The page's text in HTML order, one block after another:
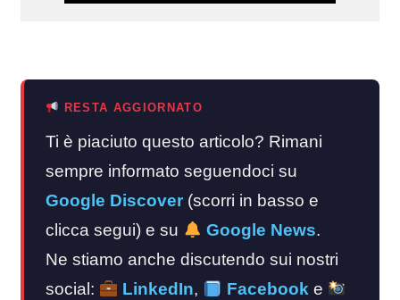
RESTA AGGIORNATO
Ti è piaciuto questo articolo? Rimani
sempre informato seguendoci su
Google Discover (scorri in basso e
clicca segui) e su
Google News.
Ne stiamo anche discutendo sui nostri
social:
LinkedIn, Facebooke